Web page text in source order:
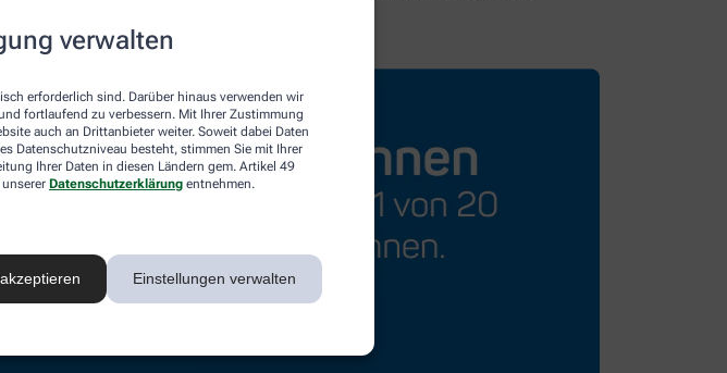
verwalten
erforderlich sind. Darüber hinaus verwenden wir
fortlaufend zu verbessern. Mit Ihrer Zustimmung
auch an Drittanbieter weiter. Soweit dabei Daten
Datenschutzniveau besteht, stimmen Sie mit Ihrer
Ihrer Daten in diesen Ländern gem. Artikel 49
Datenschutzerklärung entnehmen.
Einstellungen verwalten